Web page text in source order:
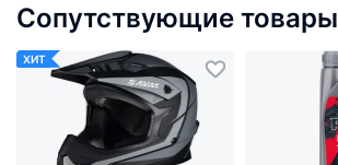
Сопутствующие товары
ХИТ